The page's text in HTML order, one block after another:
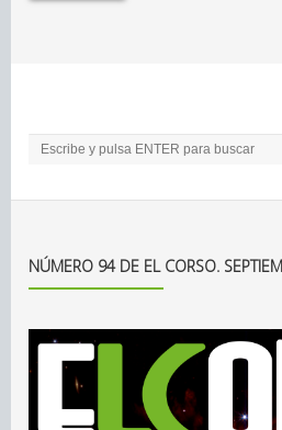
NÚMERO 94 DE EL CORSO.